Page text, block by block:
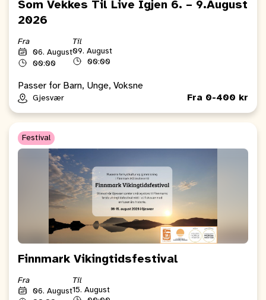
Som Vekkes Til Live Igjen 6. – 9.August
2026
Fra
06. August
00:00
Til
09. August
00:00
Passer for Barn, Unge, Voksne
Gjesvær Fra 0-400 kr
Festival
Finnmark Vikingtidsfestival
Fra
06. August
Til
15. August